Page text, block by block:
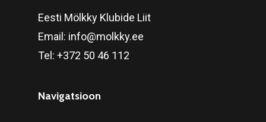
Eesti Mölkky Klubide Liit
Email: info@molkky.ee
Tel: +372 50 46 112
Navigatsioon